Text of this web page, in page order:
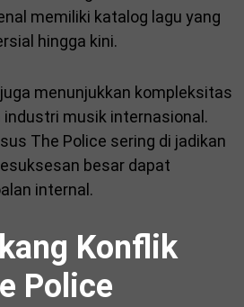
memiliki katalog lagu yang
hingga kini.
menunjukkan kompleksitas
musik internasional.
The Police sering di jadikan
besar dapat
internal.
Konflik
Police